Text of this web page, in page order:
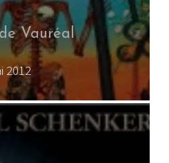
Vauréal